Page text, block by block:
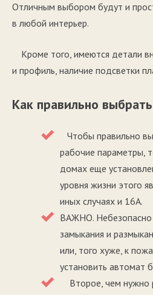
Отличным выбором будут и
в любой интерьер.
Кроме того, имеются детали
и профиль, наличие подсветки
Как правильно
Чтобы правильно
рабочие параметры,
домах еще
уровня жизни этого
иных случаях и 16А.
ВАЖНО. Небезопасно
замыкания и
или, того хуже, к
установить автомат
Второе, чем нужно